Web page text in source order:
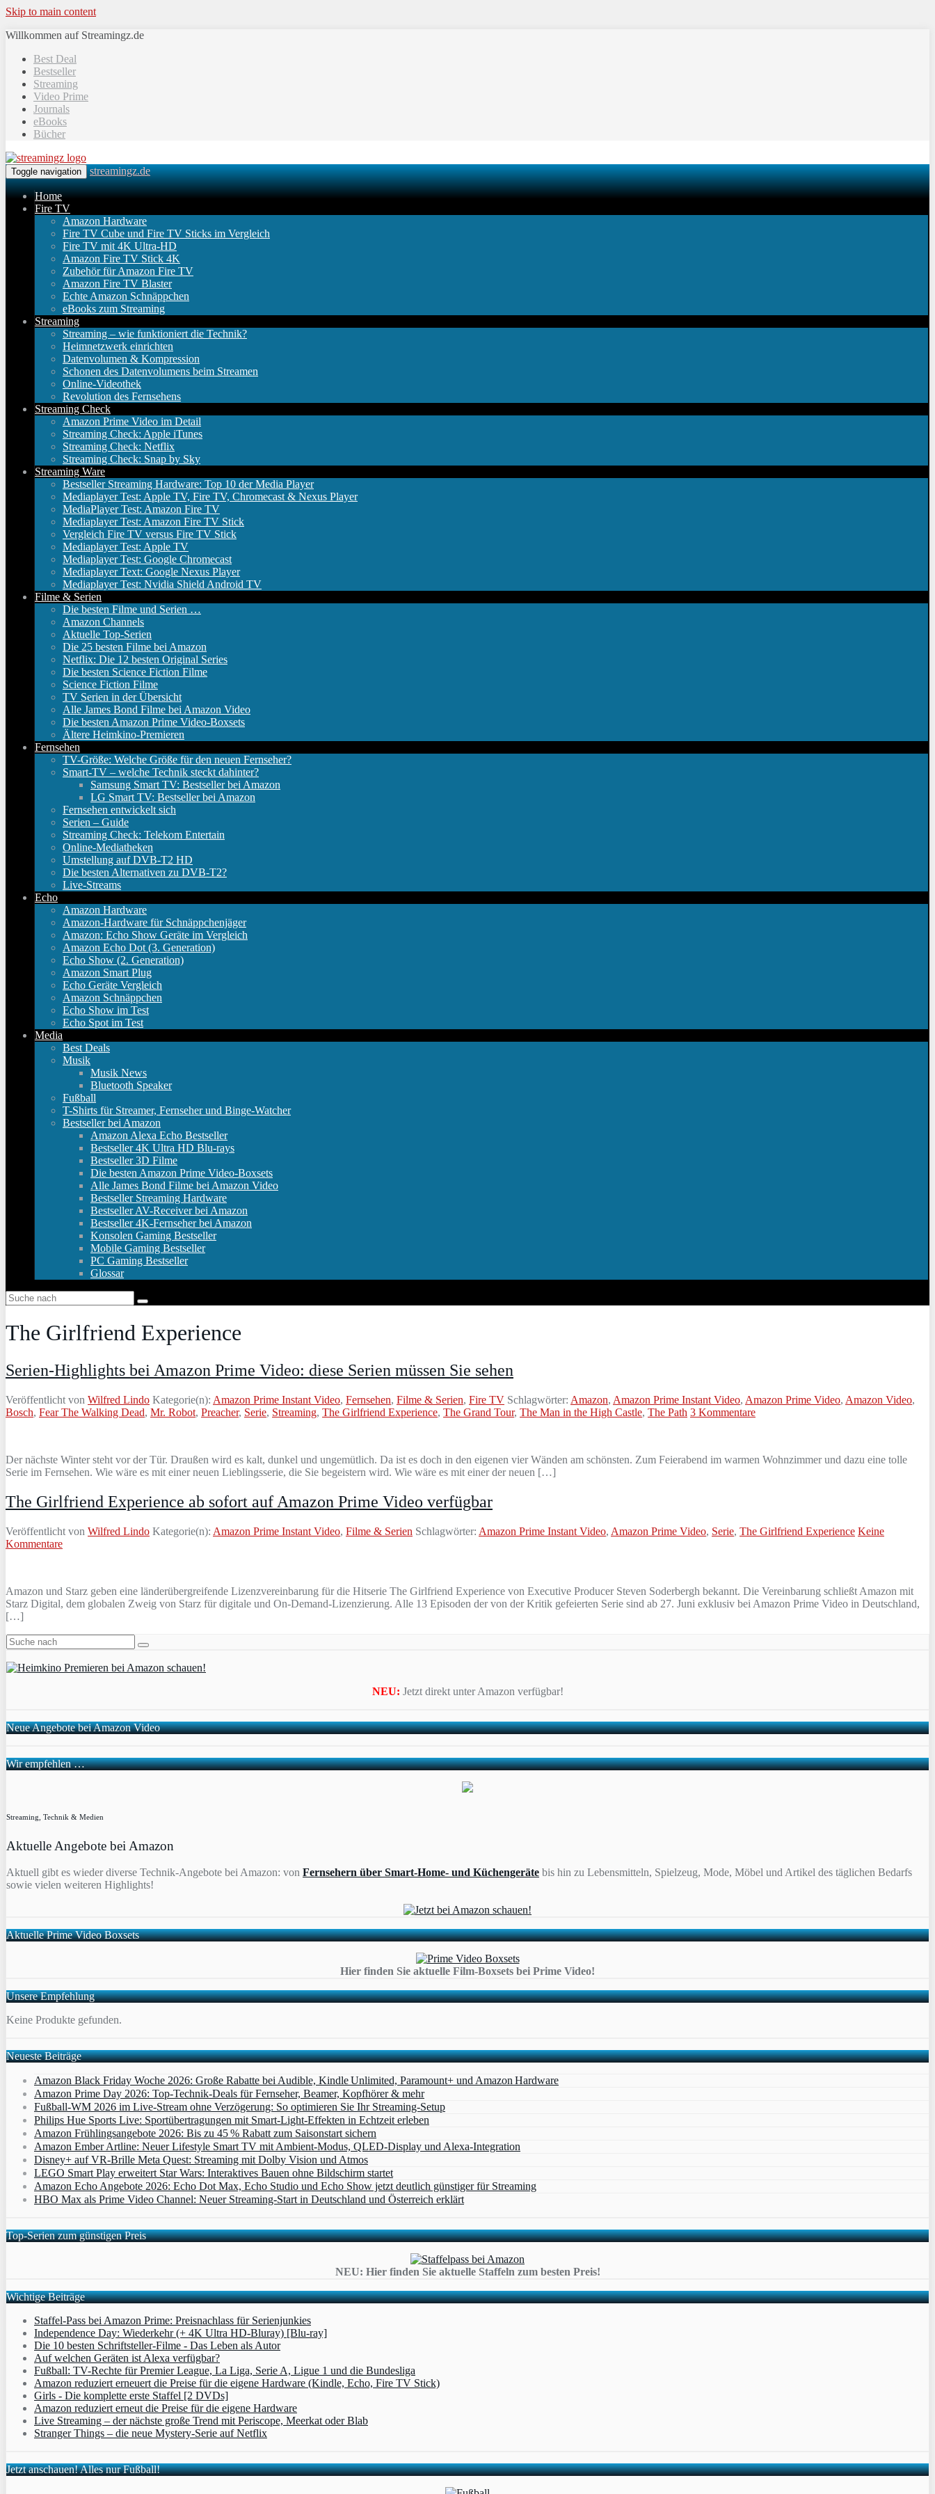
Skip to main content
Willkommen auf Streamingz.de
Best Deal
Bestseller
Streaming
Video Prime
Journals
eBooks
Bücher
Toggle navigation streamingz.de
Home
Fire TV
Amazon Hardware
Fire TV Cube und Fire TV Sticks im Vergleich
Fire TV mit 4K Ultra-HD
Amazon Fire TV Stick 4K
Zubehör für Amazon Fire TV
Amazon Fire TV Blaster
Echte Amazon Schnäppchen
eBooks zum Streaming
Streaming
Streaming – wie funktioniert die Technik?
Heimnetzwerk einrichten
Datenvolumen & Kompression
Schonen des Datenvolumens beim Streamen
Online-Videothek
Revolution des Fernsehens
Streaming Check
Amazon Prime Video im Detail
Streaming Check: Apple iTunes
Streaming Check: Netflix
Streaming Check: Snap by Sky
Streaming Ware
Bestseller Streaming Hardware: Top 10 der Media Player
Mediaplayer Test: Apple TV, Fire TV, Chromecast & Nexus Player
MediaPlayer Test: Amazon Fire TV
Mediaplayer Test: Amazon Fire TV Stick
Vergleich Fire TV versus Fire TV Stick
Mediaplayer Test: Apple TV
Mediaplayer Test: Google Chromecast
Mediaplayer Text: Google Nexus Player
Mediaplayer Test: Nvidia Shield Android TV
Filme & Serien
Die besten Filme und Serien …
Amazon Channels
Aktuelle Top-Serien
Die 25 besten Filme bei Amazon
Netflix: Die 12 besten Original Series
Die besten Science Fiction Filme
Science Fiction Filme
TV Serien in der Übersicht
Alle James Bond Filme bei Amazon Video
Die besten Amazon Prime Video-Boxsets
Ältere Heimkino-Premieren
Fernsehen
TV-Größe: Welche Größe für den neuen Fernseher?
Smart-TV – welche Technik steckt dahinter?
Samsung Smart TV: Bestseller bei Amazon
LG Smart TV: Bestseller bei Amazon
Fernsehen entwickelt sich
Serien – Guide
Streaming Check: Telekom Entertain
Online-Mediatheken
Umstellung auf DVB-T2 HD
Die besten Alternativen zu DVB-T2?
Live-Streams
Echo
Amazon Hardware
Amazon-Hardware für Schnäppchenjäger
Amazon: Echo Show Geräte im Vergleich
Amazon Echo Dot (3. Generation)
Echo Show (2. Generation)
Amazon Smart Plug
Echo Geräte Vergleich
Amazon Schnäppchen
Echo Show im Test
Echo Spot im Test
Media
Best Deals
Musik
Musik News
Bluetooth Speaker
Fußball
T-Shirts für Streamer, Fernseher und Binge-Watcher
Bestseller bei Amazon
Amazon Alexa Echo Bestseller
Bestseller 4K Ultra HD Blu-rays
Bestseller 3D Filme
Die besten Amazon Prime Video-Boxsets
Alle James Bond Filme bei Amazon Video
Bestseller Streaming Hardware
Bestseller AV-Receiver bei Amazon
Bestseller 4K-Fernseher bei Amazon
Konsolen Gaming Bestseller
Mobile Gaming Bestseller
PC Gaming Bestseller
Glossar
The Girlfriend Experience
Serien-Highlights bei Amazon Prime Video: diese Serien müssen Sie sehen
Veröffentlicht von Wilfred Lindo Kategorie(n): Amazon Prime Instant Video, Fernsehen, Filme & Serien, Fire TV Schlagwörter: Amazon, Amazon Prime Instant Video, Amazon Prime Video, Amazon Video,
Bosch, Fear The Walking Dead, Mr. Robot, Preacher, Serie, Streaming, The Girlfriend Experience, The Grand Tour, The Man in the High Castle, The Path 3 Kommentare
Der nächste Winter steht vor der Tür. Draußen wird es kalt, dunkel und ungemütlich. Da ist es doch in den eigenen vier Wänden am schönsten. Zum Feierabend im warmen Wohnzimmer und dazu eine tolle
Serie im Fernsehen. Wie wäre es mit einer neuen Lieblingsserie, die Sie begeistern wird. Wie wäre es mit einer der neuen […]
The Girlfriend Experience ab sofort auf Amazon Prime Video verfügbar
Veröffentlicht von Wilfred Lindo Kategorie(n): Amazon Prime Instant Video, Filme & Serien Schlagwörter: Amazon Prime Instant Video, Amazon Prime Video, Serie, The Girlfriend Experience Keine
Kommentare
Amazon und Starz geben eine länderübergreifende Lizenzvereinbarung für die Hitserie The Girlfriend Experience von Executive Producer Steven Soderbergh bekannt. Die Vereinbarung schließt Amazon mit
Starz Digital, dem globalen Zweig von Starz für digitale und On-Demand-Lizenzierung. Alle 13 Episoden der von der Kritik gefeierten Serie sind ab 27. Juni exklusiv bei Amazon Prime Video in Deutschland,
[…]
NEU: Jetzt direkt unter Amazon verfügbar!
Neue Angebote bei Amazon Video
Wir empfehlen …
Streaming, Technik & Medien
Aktuelle Angebote bei Amazon
Aktuell gibt es wieder diverse Technik-Angebote bei Amazon: von Fernsehern über Smart-Home- und Küchengeräte bis hin zu Lebensmitteln, Spielzeug, Mode, Möbel und Artikel des täglichen Bedarfs
sowie vielen weiteren Highlights!
Aktuelle Prime Video Boxsets
Hier finden Sie aktuelle Film-Boxsets bei Prime Video!
Unsere Empfehlung
Keine Produkte gefunden.
Neueste Beiträge
Amazon Black Friday Woche 2026: Große Rabatte bei Audible, Kindle Unlimited, Paramount+ und Amazon Hardware
Amazon Prime Day 2026: Top-Technik-Deals für Fernseher, Beamer, Kopfhörer & mehr
Fußball-WM 2026 im Live-Stream ohne Verzögerung: So optimieren Sie Ihr Streaming-Setup
Philips Hue Sports Live: Sportübertragungen mit Smart‑Light‑Effekten in Echtzeit erleben
Amazon Frühlingsangebote 2026: Bis zu 45 % Rabatt zum Saisonstart sichern
Amazon Ember Artline: Neuer Lifestyle Smart TV mit Ambient‑Modus, QLED‑Display und Alexa‑Integration
Disney+ auf VR-Brille Meta Quest: Streaming mit Dolby Vision und Atmos
LEGO Smart Play erweitert Star Wars: Interaktives Bauen ohne Bildschirm startet
Amazon Echo Angebote 2026: Echo Dot Max, Echo Studio und Echo Show jetzt deutlich günstiger für Streaming
HBO Max als Prime Video Channel: Neuer Streaming‑Start in Deutschland und Österreich erklärt
Top-Serien zum günstigen Preis
NEU: Hier finden Sie aktuelle Staffeln zum besten Preis!
Wichtige Beiträge
Staffel-Pass bei Amazon Prime: Preisnachlass für Serienjunkies
Independence Day: Wiederkehr (+ 4K Ultra HD-Bluray) [Blu-ray]
Die 10 besten Schriftsteller-Filme - Das Leben als Autor
Auf welchen Geräten ist Alexa verfügbar?
Fußball: TV-Rechte für Premier League, La Liga, Serie A, Ligue 1 und die Bundesliga
Amazon reduziert erneuert die Preise für die eigene Hardware (Kindle, Echo, Fire TV Stick)
Girls - Die komplette erste Staffel [2 DVDs]
Amazon reduziert erneut die Preise für die eigene Hardware
Live Streaming – der nächste große Trend mit Periscope, Meerkat oder Blab
Stranger Things – die neue Mystery-Serie auf Netflix
Jetzt anschauen! Alles nur Fußball!